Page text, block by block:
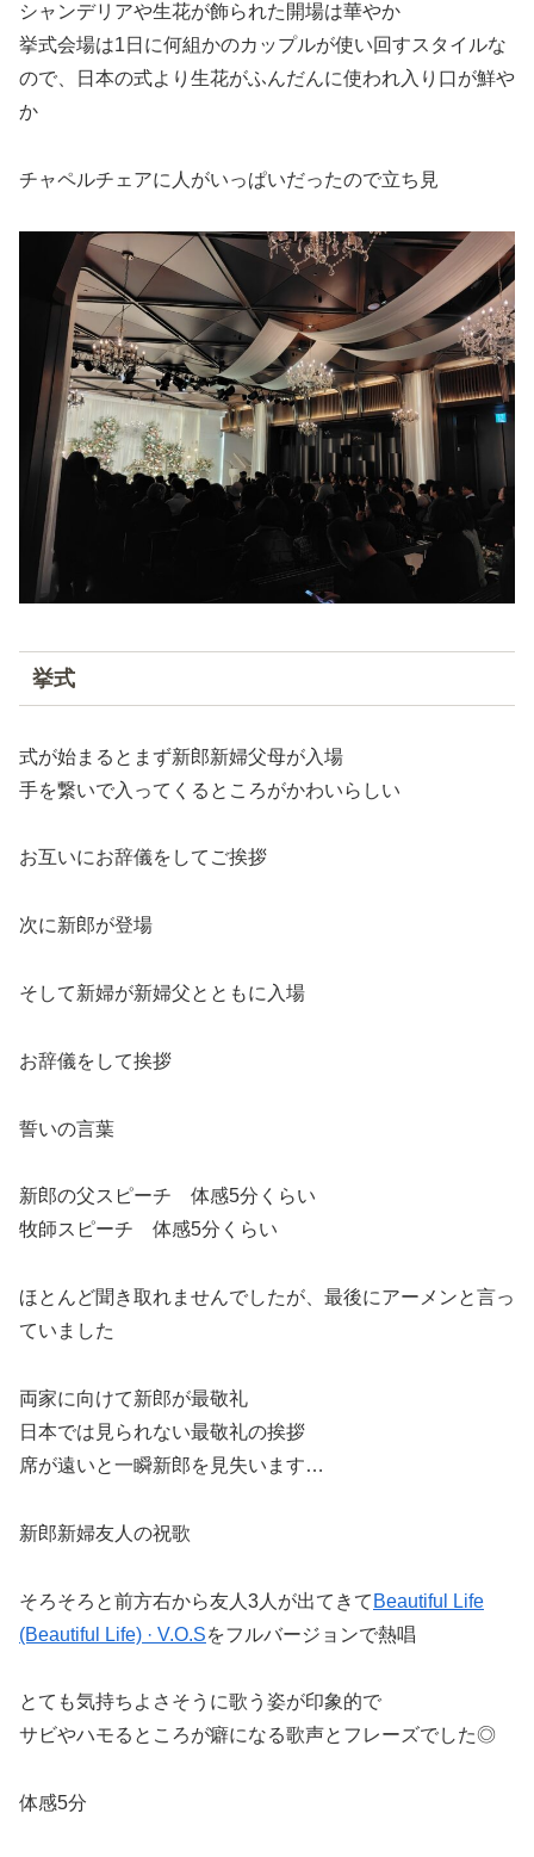
シャンデリアや生花が飾られた開場は華やか
挙式会場は1日に何組かのカップルが使い回すスタイルな
ので、日本の式より生花がふんだんに使われ入り口が鮮や
か
チャペルチェアに人がいっぱいだったので立ち見
挙式
式が始まるとまず新郎新婦父母が入場
手を繋いで入ってくるところがかわいらしい
お互いにお辞儀をしてご挨拶
次に新郎が登場
そして新婦が新婦父とともに入場
お辞儀をして挨拶
誓いの言葉
新郎の父スピーチ 体感5分くらい
牧師スピーチ 体感5分くらい
ほとんど聞き取れませんでしたが、最後にアーメンと言っ
ていました
両家に向けて新郎が最敬礼
日本では見られない最敬礼の挨拶
席が遠いと一瞬新郎を見失います…
新郎新婦友人の祝歌
そろそろと前方右から友人3人が出てきて Beautiful Life
(Beautiful Life) · V.O.Sをフルバージョンで熱唱
とても気持ちよさそうに歌う姿が印象的で
サビやハモるところが癖になる歌声とフレーズでした◎
体感5分